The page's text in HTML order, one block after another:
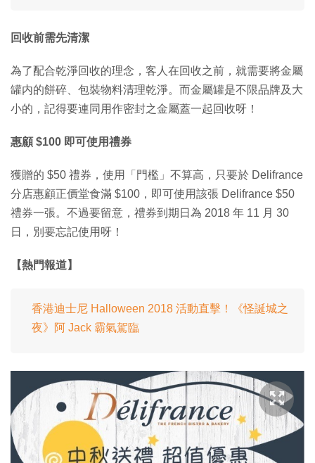
回收前需先清潔
為了配合乾淨回收的理念，客人在回收之前，就需要將金屬
罐内的餅碎、包裝物料清理乾淨。而金屬罐是不限品牌及大
小的，記得要連同用作密封之金屬蓋一起回收呀！
惠顧 $100 即可使用禮券
獲贈的 $50 禮券，使用「門檻」不算高，只要於 Delifrance
分店惠顧正價堂食滿 $100，即可使用該張 Delifrance $50
禮券一張。不過要留意，禮券到期日為 2018 年 11 月 30
日，別要忘記使用呀！
【熱門報道】
香港迪士尼 Halloween 2018 活動直擊！《怪誕城之
夜》阿 Jack 霸氣駕臨